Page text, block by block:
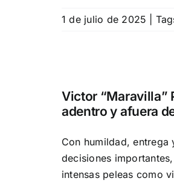
1 de julio de 2025
Victor “Maravilla”
adentro y afuera
Con humildad,
decisiones
intensas peleas como